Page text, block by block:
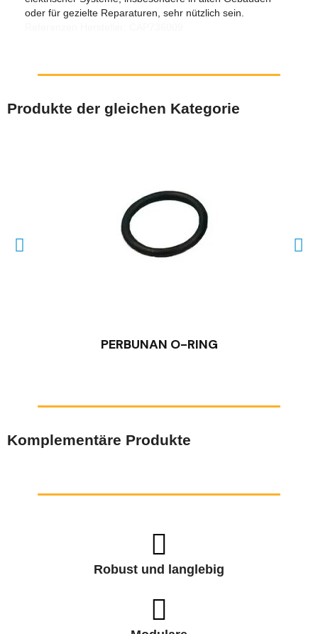
oder für gezielte Reparaturen, sehr nützlich sein.
Produkte der gleichen Kategorie
PERBUNAN O-RING
Komplementäre Produkte
Robust und langlebig